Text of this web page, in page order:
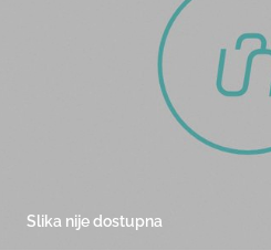
Slika nije dostupna